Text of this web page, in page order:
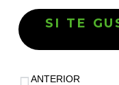
SI TE
ANTERIOR